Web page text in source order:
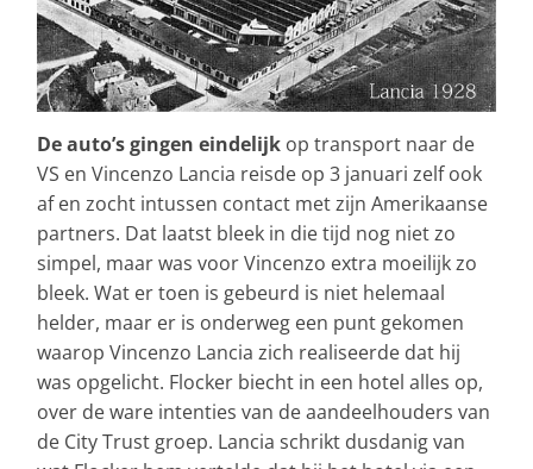
De auto’s gingen eindelijk op transport naar de
VS en Vincenzo Lancia reisde op 3 januari zelf ook
af en zocht intussen contact met zijn Amerikaanse
partners. Dat laatst bleek in die tijd nog niet zo
simpel, maar was voor Vincenzo extra moeilijk zo
bleek. Wat er toen is gebeurd is niet helemaal
helder, maar er is onderweg een punt gekomen
waarop Vincenzo Lancia zich realiseerde dat hij
was opgelicht. Flocker biecht in een hotel alles op,
over de ware intenties van de aandeelhouders van
de City Trust groep. Lancia schrikt dusdanig van